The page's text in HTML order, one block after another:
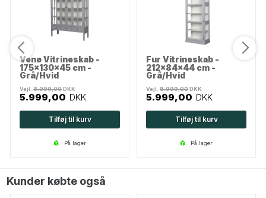
Venø Vitrineskab -
175x130x45 cm -
Grå/Hvid
Vejl.8.999,00DKK
5.999,00 DKK
Tilføj til kurv
på lager
Fur Vitrineskab -
212x84x44 cm -
Grå/Hvid
Vejl.8.999,00DKK
5.999,00 DKK
Tilføj til kurv
på lager
Kunder købte også